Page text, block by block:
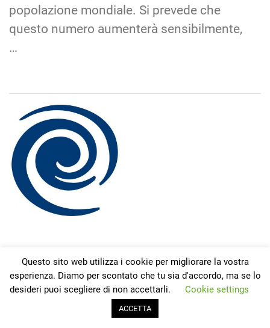
popolazione mondiale. Si prevede che
questo numero aumenterà sensibilmente,
…
La redazione di sordita.it è composta da redattori,
dottori che ogni giorno si confrontano con i problemi
della sordità, costantemente aggiornati sulle novità dei
prodotti e della ricerca.
Questo sito web utilizza i cookie per migliorare la vostra
esperienza. Diamo per scontato che tu sia d'accordo, ma se lo
desideri puoi scegliere di non accettarli.
Cookie settings
ACCETTA